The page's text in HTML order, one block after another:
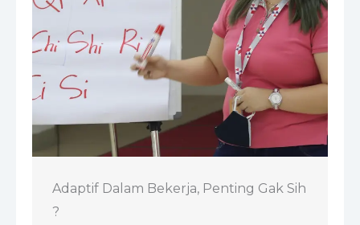
Adaptif Dalam Bekerja, Penting Gak Sih
?